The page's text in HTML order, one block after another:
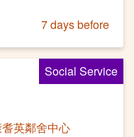
7 days before
Social Service
英鄰舍中心